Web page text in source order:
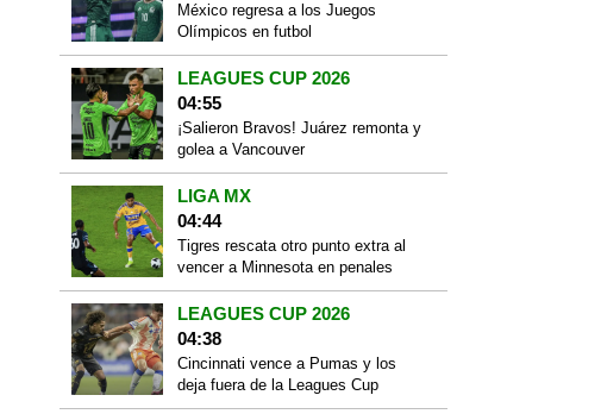
México regresa a los Juegos
Olímpicos en futbol
LEAGUES CUP 2026
04:55
¡Salieron Bravos! Juárez remonta y
golea a Vancouver
LIGA MX
04:44
Tigres rescata otro punto extra al
vencer a Minnesota en penales
LEAGUES CUP 2026
04:38
Cincinnati vence a Pumas y los
deja fuera de la Leagues Cup